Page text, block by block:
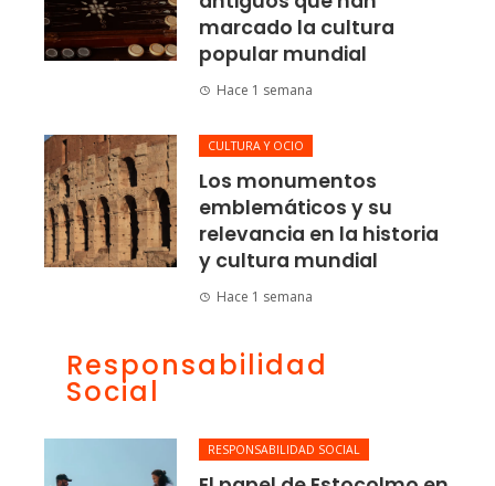
marcado la cultura
popular mundial
Hace 1 semana
CULTURA Y OCIO
Los monumentos
emblemáticos y su
relevancia en la historia
y cultura mundial
Hace 1 semana
Responsabilidad
Social
RESPONSABILIDAD SOCIAL